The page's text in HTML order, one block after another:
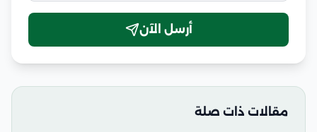
أرسل الآن
مقالات ذات صلة